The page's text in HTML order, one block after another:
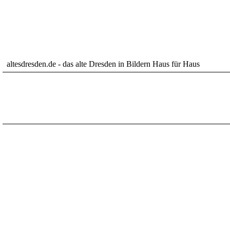
altesdresden.de - das alte Dresden in Bildern Haus für Haus